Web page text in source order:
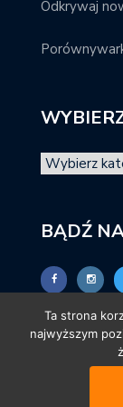
Odkrywaj
BĄDŹ
Ta strona
najwyższym